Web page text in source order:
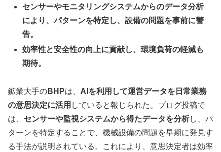
センサーやモニタリングシステムからのデータ分析
により、パターンを特定し、設備の問題を事前に警
告。
効率性と安全性の向上に貢献し、環境負荷の軽減も
期待。
鉱業大手のBHPは、 AIを利用して運営データを日常業務
の意思決定に活用 していると報じられた。ブログ投稿で
は、 センサーや監視システムから得たデータを分析し、パ
ターンを特定することで、機械設備の問題を早期に発見す
る手法が説明されている。これにより、意思決定者は効率